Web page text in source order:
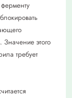
этого
требует